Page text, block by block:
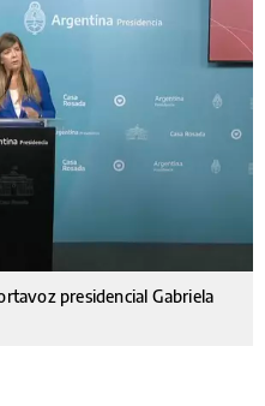
presidencial Gabriela